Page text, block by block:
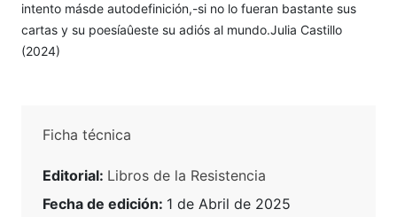
intento másde autodefinición,-si no lo fueran bastante sus
cartas y su poesíaûeste su adiós al mundo.Julia Castillo
(2024)
Ficha técnica
Editorial: Libros de la Resistencia
Fecha de edición: 1 de Abril de 2025